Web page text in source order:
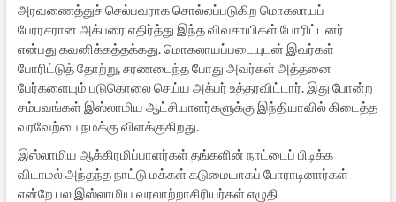
அரவணைத்துச் செல்பவராக சொல்லப்படுகிற மொகலாயப்
பேரரசரான அக்பரை எதிர்த்து இந்த விவசாயிகள் போரிட்டனர்
என்பது கவனிக்கத்தக்கது. மொகலாயப்படையுடன் இவர்கள்
போரிட்டுத் தோற்று, சரணடைந்த போது அவர்கள் அத்தனை
பேர்களையும் படுகொலை செய்ய அக்பர் உத்தரவிட்டார். இது போன்ற
சம்பவங்கள் இஸ்லாமிய ஆட்சியாளர்களுக்கு இந்தியாவில் கிடைத்த
வரவேற்பை நமக்கு விளக்குகிறது.
இஸ்லாமிய ஆக்கிரமிப்பாளர்கள் தங்களின் நாட்டைப் பிடிக்க
விடாமல் அந்தந்த நாட்டு மக்கள் கடுமையாகப் போராடினார்கள்
என்றே பல இஸ்லாமிய வரலாற்றாசிரியர்கள் எழுதி